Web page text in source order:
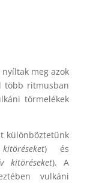
meg azok
több ritmusban
törmelékek
különböztetünk
) és
kitöréseket). A
vulkáni